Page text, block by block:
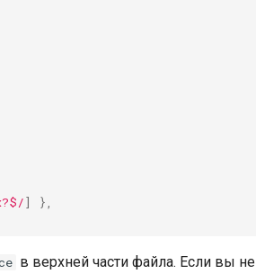
]
},
в верхней части файла. Если вы не